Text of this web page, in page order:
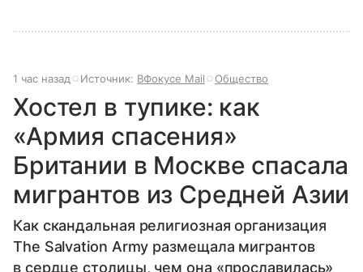
1 час назад Источник: ВФокусе Mail Общество
Хостел в тупике: как
«Армия спасения»
Британии в Москве спасала
мигрантов из Средней Азии
Как скандальная религиозная организация
The Salvation Army размещала мигрантов
в сердце столицы, чем она «прославилась»